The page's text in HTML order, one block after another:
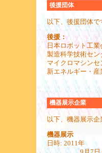
後援団体
以下、後援団体で
後援：
日本ロボット工業
製造科学技術セン
マイクロマシンセ
新エネルギー・
機器展示企業
以下、機器展示企
機器展示
日時: 2011年